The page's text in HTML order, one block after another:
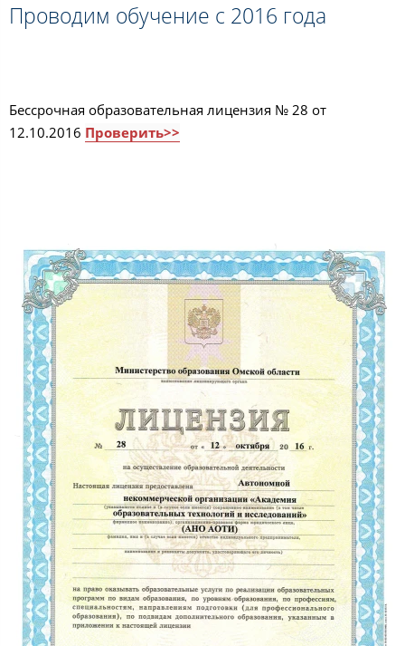
Проводим обучение с 2016 года
Бессрочная образовательная лицензия № 28 от
12.10.2016 Проверить>>